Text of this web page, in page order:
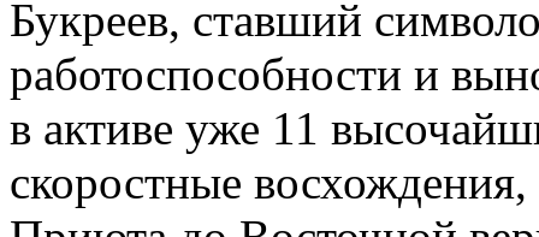
Букреев, ставший
работоспособности и
в активе уже 11
скоростные